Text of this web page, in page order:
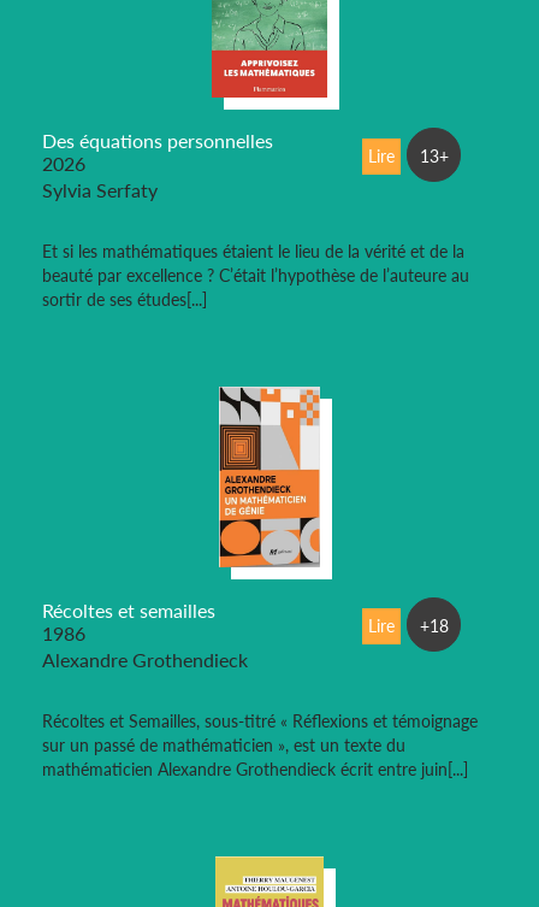
Des équations personnelles
2026
Sylvia Serfaty
Et si les mathématiques étaient le lieu de la vérité et de la
beauté par excellence ? C’était l’hypothèse de l’auteure au
sortir de ses études[...]
Lire 13+
Récoltes et semailles
1986
Alexandre Grothendieck
Récoltes et Semailles, sous-titré « Réflexions et témoignage
sur un passé de mathématicien », est un texte du
mathématicien Alexandre Grothendieck écrit entre juin[...]
Lire +18